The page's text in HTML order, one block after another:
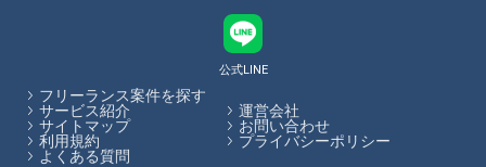
においても需要が高まると予想されています。業務委託契約でフリーラ
ンスを受け入れる企業は増加しており、今後もニーズが高まる傾向にあ
フリーランスHubはお客様のフリーランス案件探しを最大限サポートし
ていきます。
公式LINE
フリーランス案件を探す
サービス紹介
運営会社
サイトマップ
お問い合わせ
利用規約
プライバシーポリシー
よくある質問